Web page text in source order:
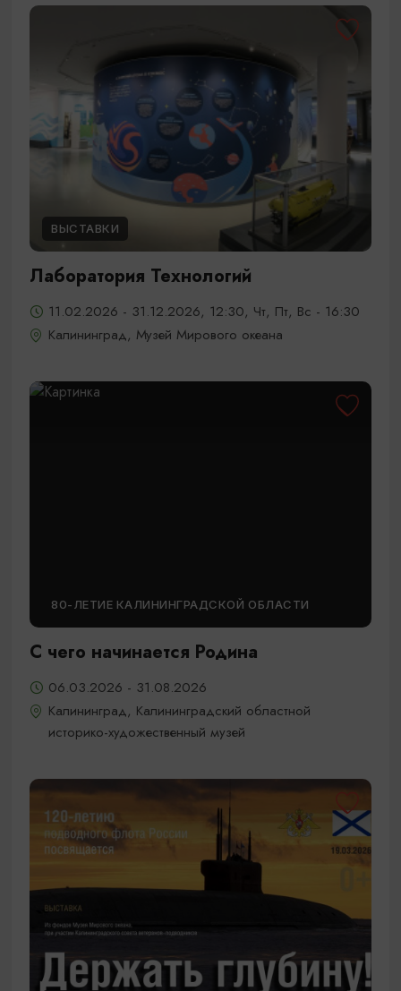
ВЫСТАВКИ
Лаборатория Технологий
11.02.2026 - 31.12.2026, 12:30, Чт, Пт, Вс - 16:30
Калининград, Музей Мирового океана
80-ЛЕТИЕ КАЛИНИНГРАДСКОЙ ОБЛАСТИ
С чего начинается Родина
06.03.2026 - 31.08.2026
Калининград, Калининградский областной
историко-художественный музей